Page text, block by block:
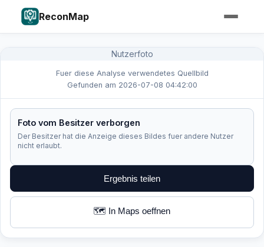
ReconMap
Nutzerfoto
Fuer diese Analyse verwendetes Quellbild
Gefunden am 2026-07-08 04:42:00
Foto vom Besitzer verborgen
Der Besitzer hat die Anzeige dieses Bildes fuer andere Nutzer
nicht erlaubt.
Ergebnis teilen
🗺️ In Maps oeffnen